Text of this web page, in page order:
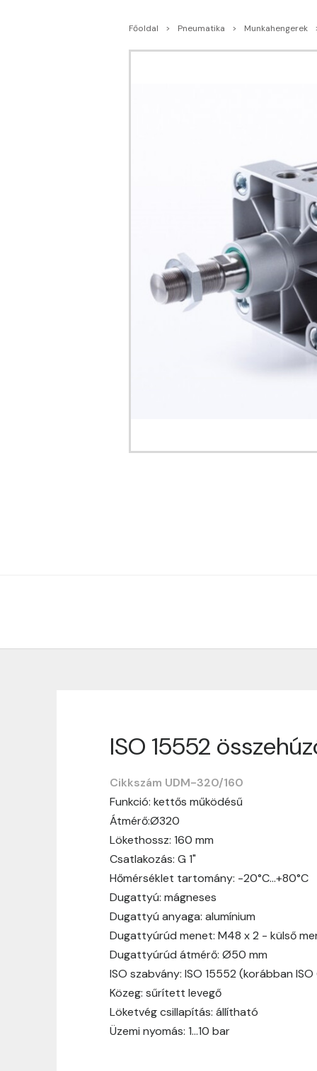
Főoldal Pneumatika Munkahengerek
ISO 15552
Cikkszám UDM-320/160
Funkció: kettős működésű
Átmérő:Ø320
Lökethossz: 160 mm
Csatlakozás: G 1"
Hőmérséklet tartomány: -20°C…+80°C
Dugattyú: mágneses
Dugattyú anyaga: alumínium
Dugattyúrúd menet: M48 x 2 - külső
Dugattyúrúd átmérő: Ø50 mm
ISO szabvány: ISO 15552 (korábban ISO
Közeg: sűrített levegő
Löketvég csillapítás: állítható
Üzemi nyomás: 1…10 bar
Szállítási
Nagyon köszönjük, hogy
vásárlásotok gördülékenyen és
hosszabb ideig tart, előre
Szállítási díj:
A szállítási díj függ
megtekinthetitek, mielőtt a